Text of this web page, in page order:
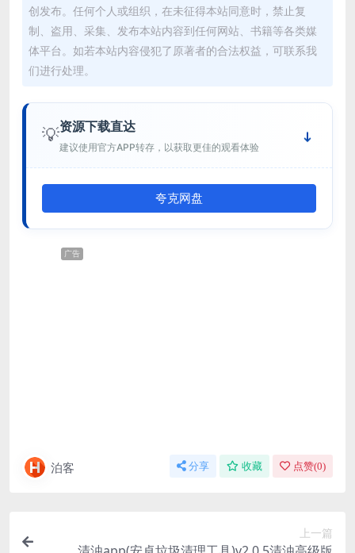
创发布。任何个人或组织，在未征得本站同意时，禁止复
制、盗用、采集、发布本站内容到任何网站、书籍等各类媒
体平台。如若本站内容侵犯了原著者的合法权益，可联系我
们进行处理。
💡资源下载直达
建议使用官方APP转存，以获取更佳的观看体验
夸克网盘
广告
泊客 分享 收藏 点赞(0)
上一篇